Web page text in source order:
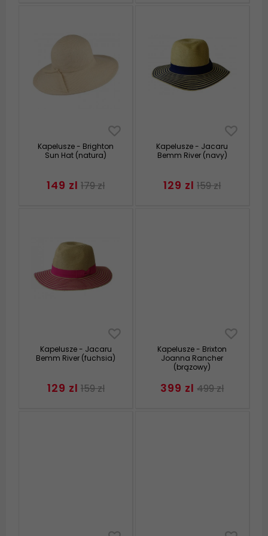
Kapelusze - Brighton
Sun Hat (natura)
149 zl 179 zl
Kapelusze - Jacaru
Bemm River (navy)
129 zl 159 zl
Kapelusze - Jacaru
Bemm River (fuchsia)
129 zl 159 zl
Kapelusze - Brixton
Joanna Rancher
(brązowy)
399 zl 499 zl